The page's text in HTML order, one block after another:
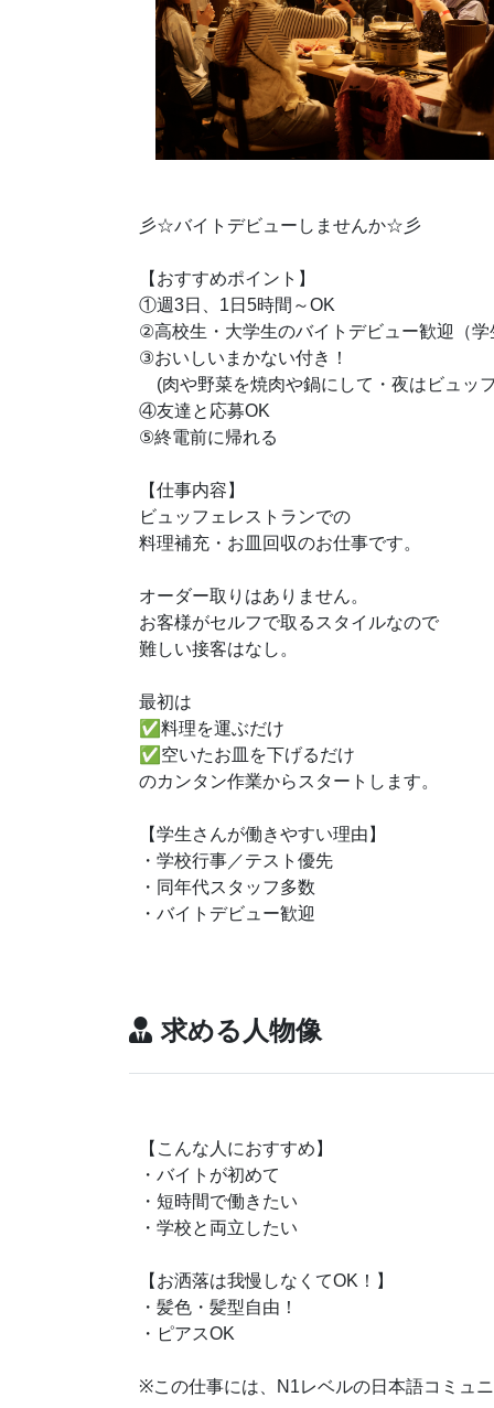
彡☆バイトデビューしませんか☆彡
【おすすめポイント】
①週3日、1日5時間～OK
②高校生・大学生のバイトデビュー歓迎（学
③おいしいまかない付き！
(肉や野菜を焼肉や鍋にして・夜はビュッ
④友達と応募OK
⑤終電前に帰れる
【仕事内容】
ビュッフェレストランでの
料理補充・お皿回収のお仕事です。
オーダー取りはありません。
お客様がセルフで取るスタイルなので
難しい接客はなし。
最初は
✅料理を運ぶだけ
✅ 空いたお皿を下げるだけ
のカンタン作業からスタートします。
【学生さんが働きやすい理由】
・学校行事／テスト優先
・同年代スタッフ多数
・バイトデビュー歓迎
求める人物像
【こんな人におすすめ】
・バイトが初めて
・短時間で働きたい
・学校と両立したい
【お洒落は我慢しなくてOK！】
・髪色・髪型自由！
・ピアスOK
※この仕事には、N1レベルの日本語コミュ